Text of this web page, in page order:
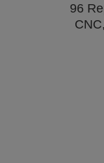
96